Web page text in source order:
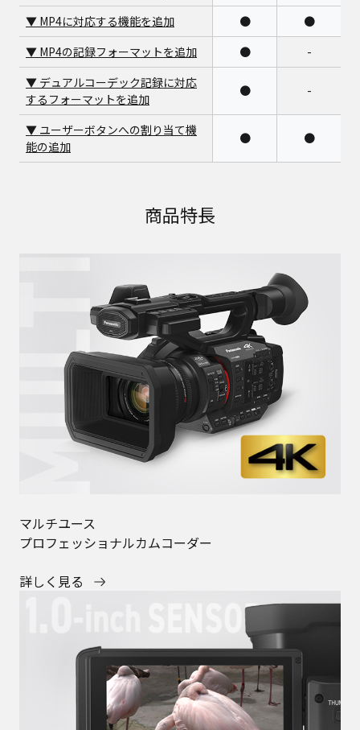
▼ MP4に対応する機能を追加
●
●
▼ MP4の記録フォーマットを追加
●
-
▼ デュアルコーデック記録に対応
するフォーマットを追加
● -
▼ ユーザーボタンへの割り当て機
能の追加
● ●
商品特長
マルチユース
プロフェッショナルカムコーダー
詳しく見る